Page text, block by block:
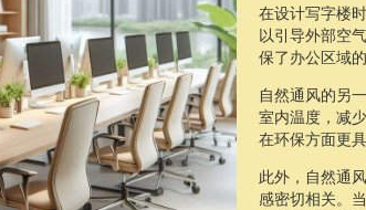
在设计写字楼
以引导外部空
保了办公区域
自然通风的另
室内温度，减
在环保方面更具
此外，自然通
感密切相关。